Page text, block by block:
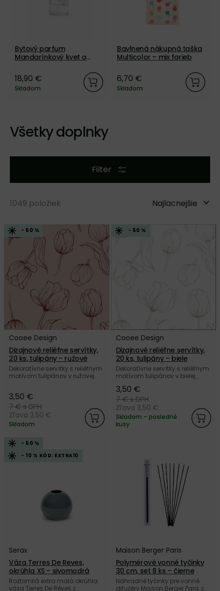
Bytový parfum
Mandarínkový kvet a
18,90 €
Skladom
Bavlnená nákupná taška
Multicolor – mix farieb
6,70 €
Skladom
Všetky doplnky
Filter
1049 položiek Najlacnejšie
- 50 %
Cooee Design
Dizajnové reliéfne servítky,
20 ks, tulipány – ružové
Dekoratívne servítky s reliéfnym
motívom tulipánov v ružovej
3,50 €
7 €s DPH
Zľava 3,50 €
Skladom
- 50 %
Cooee Design
Dizajnové reliéfne servítky,
20 ks, tulipány – biele
Dekoratívne servítky s reliéfnym
motívom tulipánov v bielej
Cooee Design.
3,50 €
7 €s DPH
Zľava 3,50 €
Skladom – posledné
kusy
- 50 %
- 10 % KÓD: EXTRA10
Serax
Váza Terres De Reves,
okrúhla XS – sivomodrá
Roztomilá extra malá okrúhla
váza Terres De Rêves z
Maison Berger Paris
Polymérové vonné tyčinky
30 cm, set 8 ks – čierne
Náhradné tyčinky pre vonné
difuzéry Maison Berger Paris z